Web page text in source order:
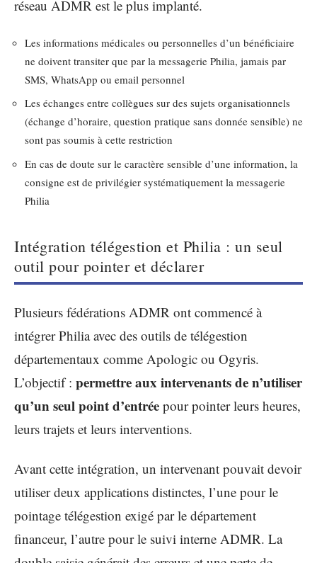
réseau ADMR est le plus implanté.
Les informations médicales ou personnelles d’un bénéficiaire
ne doivent transiter que par la messagerie Philia, jamais par
SMS, WhatsApp ou email personnel
Les échanges entre collègues sur des sujets organisationnels
(échange d’horaire, question pratique sans donnée sensible) ne
sont pas soumis à cette restriction
En cas de doute sur le caractère sensible d’une information, la
consigne est de privilégier systématiquement la messagerie
Philia
Intégration télégestion et Philia : un seul
outil pour pointer et déclarer
Plusieurs fédérations ADMR ont commencé à
intégrer Philia avec des outils de télégestion
départementaux comme Apologic ou Ogyris.
L’objectif : permettre aux intervenants de n’utiliser
qu’un seul point d’entrée pour pointer leurs heures,
leurs trajets et leurs interventions.
Avant cette intégration, un intervenant pouvait devoir
utiliser deux applications distinctes, l’une pour le
pointage télégestion exigé par le département
financeur, l’autre pour le suivi interne ADMR. La